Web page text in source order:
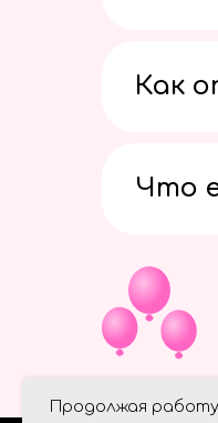
Продолжая
Как
Что
ИНН 344110093739